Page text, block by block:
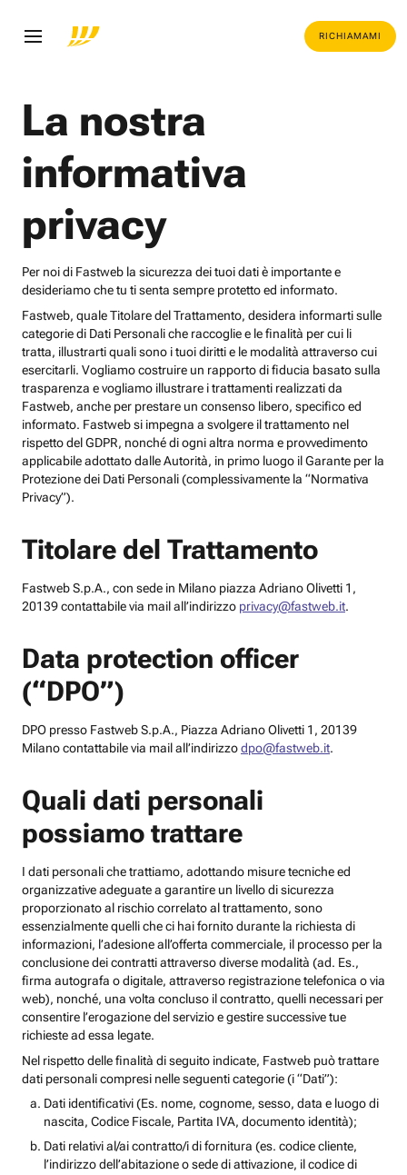
RICHIAMAMI
La nostra
informativa
privacy
Per noi di Fastweb la sicurezza dei tuoi dati è importante e
desideriamo che tu ti senta sempre protetto ed informato.
Fastweb, quale Titolare del Trattamento, desidera informarti sulle
categorie di Dati Personali che raccoglie e le finalità per cui li
tratta, illustrarti quali sono i tuoi diritti e le modalità attraverso cui
esercitarli. Vogliamo costruire un rapporto di fiducia basato sulla
trasparenza e vogliamo illustrare i trattamenti realizzati da
Fastweb, anche per prestare un consenso libero, specifico ed
informato. Fastweb si impegna a svolgere il trattamento nel
rispetto del GDPR, nonché di ogni altra norma e provvedimento
applicabile adottato dalle Autorità, in primo luogo il Garante per la
Protezione dei Dati Personali (complessivamente la “Normativa
Privacy”).
Titolare del Trattamento
Fastweb S.p.A., con sede in Milano piazza Adriano Olivetti 1,
20139 contattabile via mail all’indirizzo privacy@fastweb.it.
Data protection officer
(“DPO”)
DPO presso Fastweb S.p.A., Piazza Adriano Olivetti 1, 20139
Milano contattabile via mail all’indirizzodpo@fastweb.it.
Quali dati personali
possiamo trattare
I dati personali che trattiamo, adottando misure tecniche ed
organizzative adeguate a garantire un livello di sicurezza
proporzionato al rischio correlato al trattamento, sono
essenzialmente quelli che ci hai fornito durante la richiesta di
informazioni, l’adesione all’offerta commerciale, il processo per la
conclusione dei contratti attraverso diverse modalità (ad. Es.,
firma autografa o digitale, attraverso registrazione telefonica o via
web), nonché, una volta concluso il contratto, quelli necessari per
consentire l’erogazione del servizio e gestire successive tue
richieste ad essa legate.
Nel rispetto delle finalità di seguito indicate, Fastweb può trattare
dati personali compresi nelle seguenti categorie (i “Dati”):
Dati identificativi (Es. nome, cognome, sesso, data e luogo di
nascita, Codice Fiscale, Partita IVA, documento identità);
Dati relativi al/ai contratto/i di fornitura (es. codice cliente,
l’indirizzo dell’abitazione o sede di attivazione, il codice di